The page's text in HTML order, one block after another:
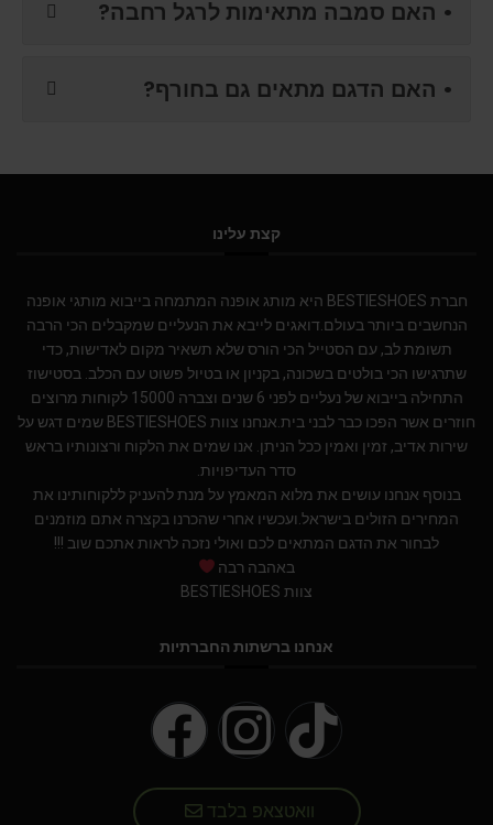
• האם סמבה מתאימות לרגל רחבה?
• האם הדגם מתאים גם בחורף?
קצת עלינו
חברת BESTIESHOES היא מותג אופנה המתמחה בייבוא מותגי אופנה
הנחשבים ביותר בעולם.דואגים לייבא את הנעליים שמקבלים הכי הרבה
תשומת לב, עם הסטייל הכי הורס שלא תשאיר מקום לאדישות, כדי
שתרגישו הכי בולטים בשכונה, בקניון או בטיול פשוט עם הכלב. בסטישוז
התחילה בייבוא של נעליים לפני 6 שנים וצברה 15000 לקוחות מרוצים
חוזרים אשר הפכו כבר לבני בית.אנחנו צוות BESTIESHOES שמים דגש על
שירות אדיב, זמין ואמין ככל הניתן. אנו שמים את הלקוח ורצונותיו בראש
סדר העדיפויות.
בנוסף אנחנו עושים את מלוא המאמץ על מנת להעניק ללקוחותינו את
המחירים הזולים בישראל.ועכשיו אחרי שהכרנו בקצרה אתם מוזמנים
לבחור את הדגם המתאים לכם ואולי נזכה לראות אתכם שוב !!!
באהבה רבה
צוות BESTIESHOES
אנחנו ברשתות החברתיות
וואטצאפ בלבד